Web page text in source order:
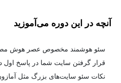
آنچه در این دوره می‌آموزید
سئو هوشمند مخصوص عصر هوش
قرار گرفتن سایت شما در پاسخ اول
نکات سئو سایت‌های بزرگ مثل